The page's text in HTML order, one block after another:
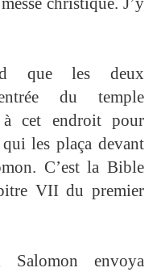
que les deux
du temple
à cet endroit pour
les plaça devant
C’est la Bible
VII du premier
envoya